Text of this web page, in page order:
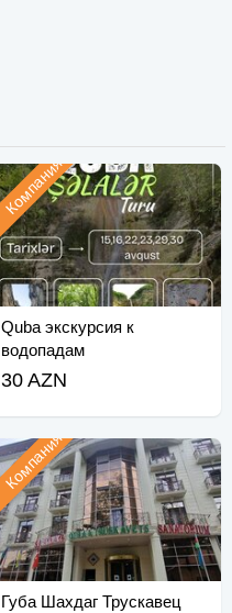
Quba экскурсия к
водопадам
Компания
30 AZN
Губа Шахдаг Трускавец
Компания